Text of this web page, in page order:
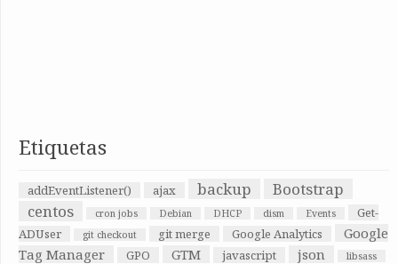
Etiquetas
addEventListener() ajax backup
Bootstrap
centos
cron jobs Debian DHCP dism Events
Get-
ADUser
git checkout git merge Google Analytics
Google
Tag Manager
GPO GTM javascript json libsass